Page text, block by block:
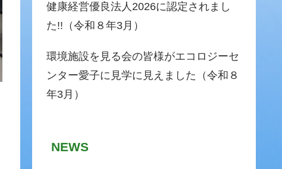
健康経営優良法人2026に認定されまし
た!!（令和８年3月）
環境施設を見る会の皆様がエコロジーセ
ンター愛子に見学に見えました（令和８
年3月）
NEWS